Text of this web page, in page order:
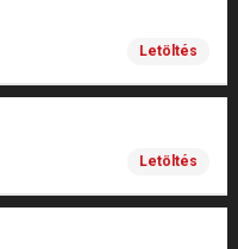
Letöltés
Letöltés